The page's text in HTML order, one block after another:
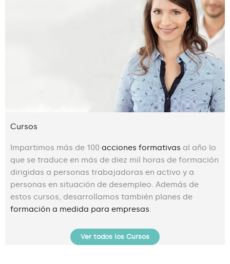
Cursos
Impartimos más de 100 acciones formativas al año lo
que se traduce en más de diez mil horas de formación
dirigidas a personas trabajadoras en activo y a
personas en situación de desempleo. Además de
estos cursos, desarrollamos también planes de
formación a medida para empresas.
Ver todos los Cursos